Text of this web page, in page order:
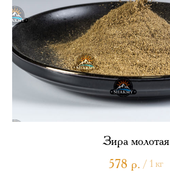
Зира молотая
578 р. / 1 кг